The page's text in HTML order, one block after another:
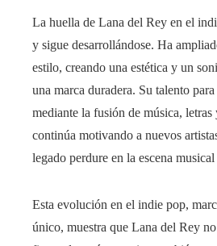
La huella de Lana del Rey en el
y sigue desarrollándose. Ha
estilo, creando una estética y un
una marca duradera. Su talento
mediante la fusión de música, letras
continúa motivando a nuevos
legado perdure en la escena
Esta evolución en el indie pop,
único, muestra que Lana del Rey